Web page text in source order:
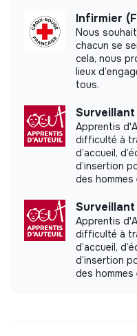
Recrutements (suivi
Infirmier
Nous
chacun se
cela, nous
lieux
tous.
Apprentis
difficulté à
d’accueil,
d’insertion
des
Apprentis
difficulté à
d’accueil,
d’insertion
des